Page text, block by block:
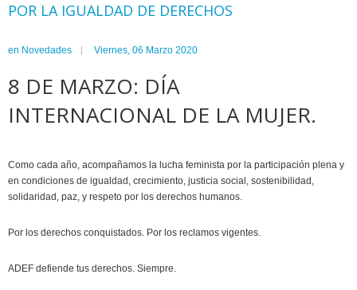
POR LA IGUALDAD DE DERECHOS
en Novedades Viernes, 06 Marzo 2020
8 DE MARZO: DÍA
INTERNACIONAL DE LA MUJER.
Como cada año, acompañamos la lucha feminista por la participación plena y
en condiciones de igualdad, crecimiento, justicia social, sostenibilidad,
solidaridad, paz, y respeto por los derechos humanos.
Por los derechos conquistados. Por los reclamos vigentes.
ADEF defiende tus derechos. Siempre.